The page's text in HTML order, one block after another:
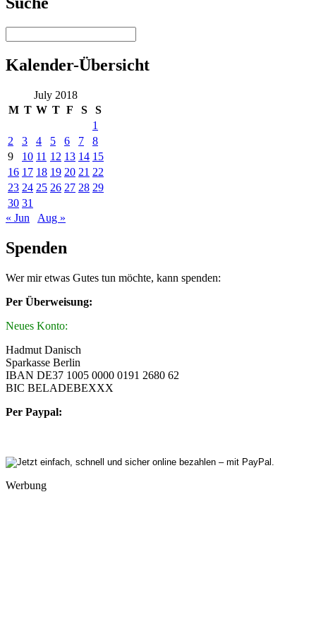
Kalender-Übersicht
July 2018
M T W T F S
S
1
2
3 4 5 6 7
8
9
10 11 12 13 14 15
16 17 18 19 20 21 22
23 24 25 26 27 28 29
30 31
« Jun
Aug »
Spenden
Wer mir etwas Gutes tun möchte, kann spenden:
Per Überweisung:
Neues Konto:
Hadmut Danisch
Sparkasse Berlin
IBAN DE37 1005 0000 0191 2680 62
BIC BELADEBEXXX
Per Paypal:
Werbung